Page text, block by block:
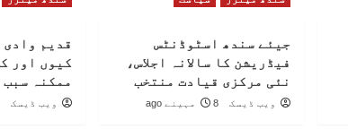
جیئے سندھ اسٹوڈنٹس
فیڈریشن کا سالانہ اجلاس،
نئی مرکزی قیادت منتخب
ویب ڈیسک 8 مہینے ago
قدیم
کیوں اور
ممکنہ سبب
ویب ڈیسک